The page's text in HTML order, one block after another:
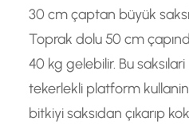
30 cm çaptan büyük
Toprak dolu 50 cm
40 kg gelebilir. Bu
tekerlekli platform
bitkiyi saksıdan çıkarıp